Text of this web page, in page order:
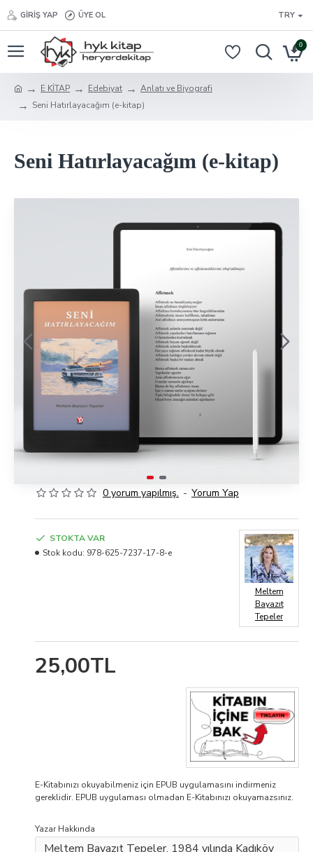
GIRIŞ YAP ÜYE OL TRY
0
E KİTAP Edebiyat
Anlatı ve Biyografi
Seni Hatırlayacağım (e-kitap)
Seni Hatırlayacağım (e-kitap)
0 yorum yapılmış. - Yorum Yap
25,00TL
STOKTA VAR
Stok kodu: 978-625-7237-17-8-e
Meltem
Bayazıt
Tepeler
E-Kitabınızı okuyabilmeniz için EPUB uygulamasını indirmeniz
gereklidir. EPUB uygulaması olmadan E-Kitabınızı okuyamazsınız.
Yazar Hakkında